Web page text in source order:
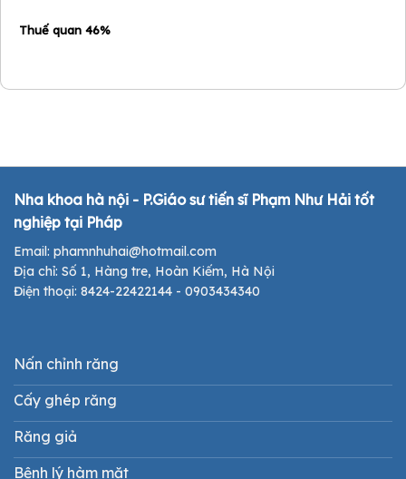
Thuế quan 46%
Nha khoa hà nội - P.Giáo sư tiến sĩ Phạm Như Hải tốt
nghiệp tại Pháp
Email: phamnhuhai@hotmail.com
Địa chỉ: Số 1, Hàng tre, Hoàn Kiếm, Hà Nội
Điện thoại: 8424-22422144 - 0903434340
Nấn chỉnh răng
Cấy ghép răng
Răng giả
Bệnh lý hàm mặt